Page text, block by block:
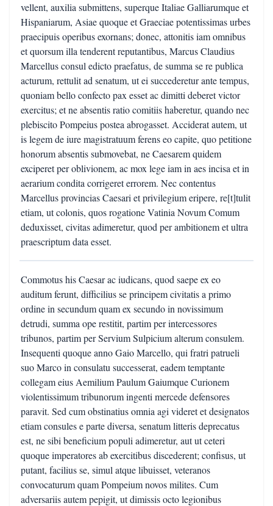
vellent, auxilia submittens, superque Italiae Galliarumque et
Hispaniarum, Asiae quoque et Graeciae potentissimas urbes
praecipuis operibus exornans; donec, attonitis iam omnibus
et quorsum illa tenderent reputantibus, Marcus Claudius
Marcellus consul edicto praefatus, de summa se re publica
acturum, rettulit ad senatum, ut ei succederetur ante tempus,
quoniam bello confecto pax esset ac dimitti deberet victor
exercitus; et ne absentis ratio comitiis haberetur, quando nec
plebiscito Pompeius postea abrogasset. Acciderat autem, ut
is legem de iure magistratuum ferens eo capite, quo petitione
honorum absentis submovebat, ne Caesarem quidem
exciperet per oblivionem, ac mox lege iam in aes incisa et in
aerarium condita corrigeret errorem. Nec contentus
Marcellus provincias Caesari et privilegium eripere, re[t]tulit
etiam, ut colonis, quos rogatione Vatinia Novum Comum
deduxisset, civitas adimeretur, quod per ambitionem et ultra
praescriptum data esset.
Commotus his Caesar ac iudicans, quod saepe ex eo
auditum ferunt, difficilius se principem civitatis a primo
ordine in secundum quam ex secundo in novissimum
detrudi, summa ope restitit, partim per intercessores
tribunos, partim per Servium Sulpicium alterum consulem.
Insequenti quoque anno Gaio Marcello, qui fratri patrueli
suo Marco in consulatu successerat, eadem temptante
collegam eius Aemilium Paulum Gaiumque Curionem
violentissimum tribunorum ingenti mercede defensores
paravit. Sed cum obstinatius omnia agi videret et designatos
etiam consules e parte diversa, senatum litteris deprecatus
est, ne sibi beneficium populi adimeretur, aut ut ceteri
quoque imperatores ab exercitibus discederent; confisus, ut
putant, facilius se, simul atque libuisset, veteranos
convocaturum quam Pompeium novos milites. Cum
adversariis autem pepigit, ut dimissis octo legionibus